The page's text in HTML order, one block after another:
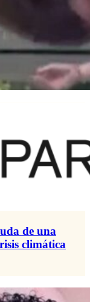
de una
climática